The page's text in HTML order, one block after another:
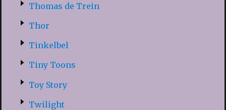
Thomas de Trein
Thor
Tinkelbel
Tiny Toons
Toy Story
Twilight